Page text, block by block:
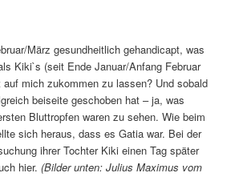
März gesundheitlich gehandicapt, was
Kiki`s (seit Ende Januar/Anfang Februar
auf mich zukommen zu lassen? Und sobald
beiseite geschoben hat – ja, was
Bluttropfen waren zu sehen. Wie beim
sich heraus, dass es Gatia war. Bei der
ihrer Tochter Kiki einen Tag später
hier.(Bilder unten: Julius Maximus vom